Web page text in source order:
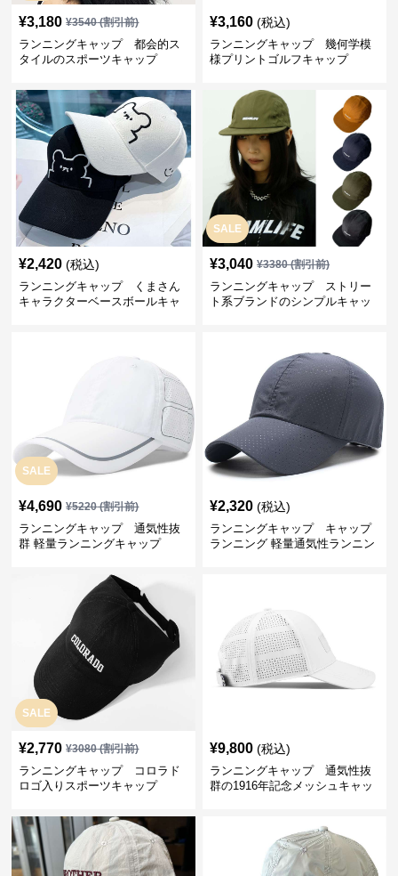
¥3,180 ¥3540(割引前)
ランニングキャップ 都会的ス
タイルのスポーツキャップ
¥3,160 (税込)
ランニングキャップ 幾何学模
様プリントゴルフキャップ
¥2,420 (税込)
ランニングキャップ くまさん
キャラクターベースボールキャ
SALE
¥3,040 ¥3380(割引前)
ランニングキャップ ストリー
ト系ブランドのシンプルキャッ
SALE
¥4,690 ¥5220(割引前)
ランニングキャップ 通気性抜
群 軽量ランニングキャップ
¥2,320 (税込)
ランニングキャップ キャップ
ランニング 軽量通気性ランニン
SALE
¥2,770 ¥3080(割引前)
ランニングキャップ コロラド
ロゴ入りスポーツキャップ
¥9,800 (税込)
ランニングキャップ 通気性抜
群の1916年記念メッシュキャッ